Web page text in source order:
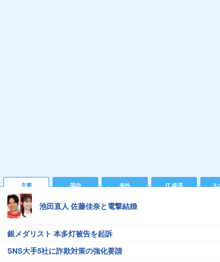
主要 国内 海外 IT 経済 ス
池田直人 佐藤佳奈と電撃結婚
銀メダリスト 本多灯被告を起訴
SNS大手5社に詐欺対策の強化要請